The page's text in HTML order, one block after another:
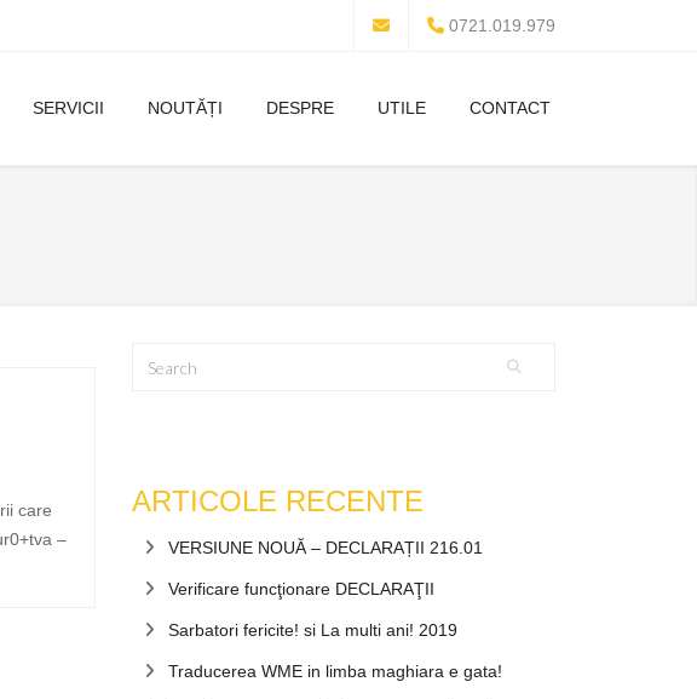
0721.019.979
SERVICII NOUTĂȚI DESPRE UTILE CONTACT
care
–
ARTICOLE RECENTE
VERSIUNE NOUĂ – DECLARAȚII 216.01
Verificare funcţionare DECLARAŢII
Sarbatori fericite! si La multi ani! 2019
Traducerea WME in limba maghiara e gata!